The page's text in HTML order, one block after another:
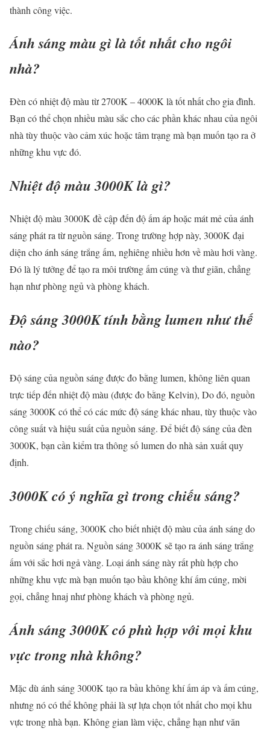
thành công việc.
Ánh sáng màu gì là tốt nhất cho ngôi
nhà?
Đèn có nhiệt độ màu từ 2700K – 4000K là tốt nhất cho gia đình.
Bạn có thể chọn nhiều màu sắc cho các phần khác nhau của ngôi
nhà tùy thuộc vào cảm xúc hoặc tâm trạng mà bạn muốn tạo ra ở
những khu vực đó.
Nhiệt độ màu 3000K là gì?
Nhiệt độ màu 3000K đề cập đến độ ấm áp hoặc mát mẻ của ánh
sáng phát ra từ nguồn sáng. Trong trường hợp này, 3000K đại
diện cho ánh sáng trắng ấm, nghiêng nhiều hơn về màu hơi vàng.
Đó là lý tưởng để tạo ra môi trường ấm cúng và thư giãn, chẳng
hạn như phòng ngủ và phòng khách.
Độ sáng 3000K tính bằng lumen như thế
nào?
Độ sáng của nguồn sáng được đo bằng lumen, không liên quan
trực tiếp đến nhiệt độ màu (được đo bằng Kelvin), Do đó, nguồn
sáng 3000K có thể có các mức độ sáng khác nhau, tùy thuộc vào
công suất và hiệu suất của nguồn sáng. Để biết độ sáng của đèn
3000K, bạn cần kiểm tra thông số lumen do nhà sản xuất quy
định.
3000K có ý nghĩa gì trong chiếu sáng?
Trong chiếu sáng, 3000K cho biết nhiệt độ màu của ánh sáng do
nguồn sáng phát ra. Nguồn sáng 3000K sẽ tạo ra ánh sáng trắng
ấm với sắc hơi ngả vàng. Loại ánh sáng này rất phù hợp cho
những khu vực mà bạn muốn tạo bầu không khí ấm cúng, mời
gọi, chẳng hnaj như phòng khách và phòng ngủ.
Ánh sáng 3000K có phù hợp với mọi khu
vực trong nhà không?
Mặc dù ánh sáng 3000K tạo ra bầu không khí ấm áp và ấm cúng,
nhưng nó có thể không phải là sự lựa chọn tốt nhất cho mọi khu
vực trong nhà bạn. Không gian làm việc, chẳng hạn như văn